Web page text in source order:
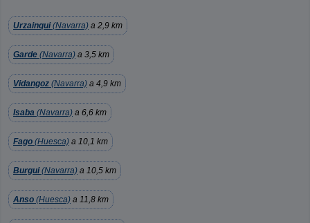
Urzainqui(Navarra) a 2,9 km
Garde (Navarra) a 3,5 km
Vidangoz (Navarra) a 4,9 km
Isaba (Navarra) a 6,6 km
Fago (Huesca) a 10,1 km
Burgui(Navarra) a 10,5 km
Anso (Huesca) a 11,8 km